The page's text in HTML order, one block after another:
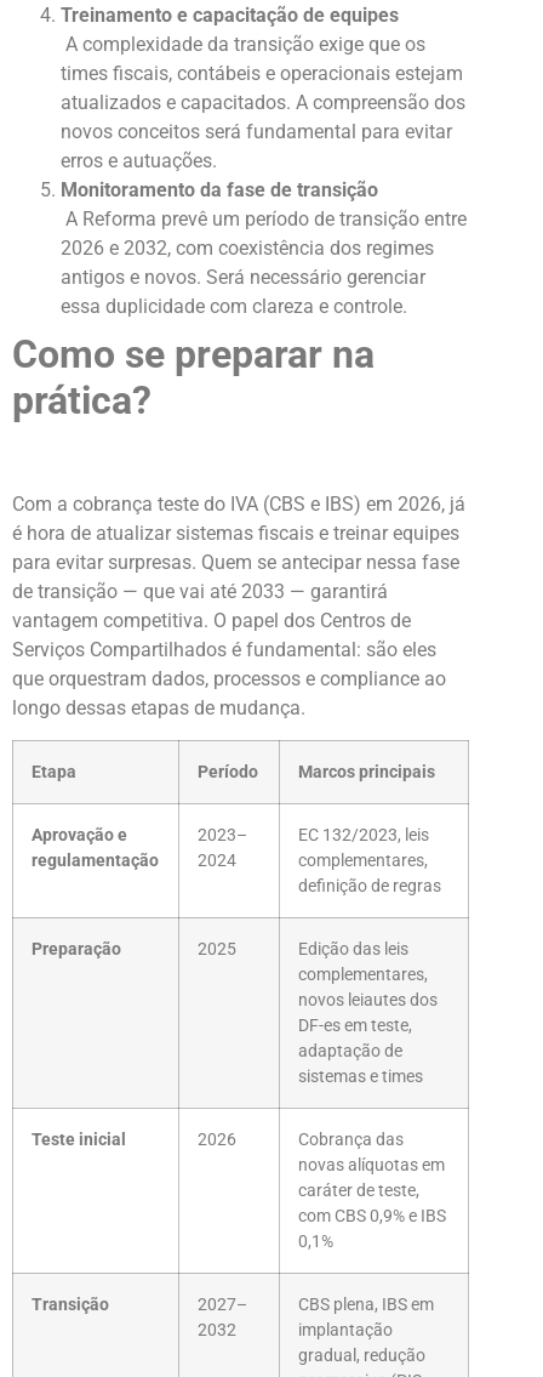
Treinamento e capacitação de equipes
A complexidade da transição exige que os
times fiscais, contábeis e operacionais estejam
atualizados e capacitados. A compreensão dos
novos conceitos será fundamental para evitar
erros e autuações.
Monitoramento da fase de transição
A Reforma prevê um período de transição entre
2026 e 2032, com coexistência dos regimes
antigos e novos. Será necessário gerenciar
essa duplicidade com clareza e controle.
Como se preparar na
prática?
Com a cobrança teste do IVA (CBS e IBS) em 2026, já
é hora de atualizar sistemas fiscais e treinar equipes
para evitar surpresas. Quem se antecipar nessa fase
de transição — que vai até 2033 — garantirá
vantagem competitiva. O papel dos Centros de
Serviços Compartilhados é fundamental: são eles
que orquestram dados, processos e compliance ao
longo dessas etapas de mudança.
Etapa Período Marcos principais
Aprovação e
regulamentação
2023–
2024
EC 132/2023, leis
complementares,
definição de regras
Preparação 2025
Edição das leis
complementares,
novos leiautes dos
DF-es em teste,
adaptação de
sistemas e times
Teste inicial 2026
Cobrança das
novas alíquotas em
caráter de teste,
com CBS 0,9% e IBS
0,1%
Transição
2027–
2032
CBS plena, IBS em
implantação
gradual, redução